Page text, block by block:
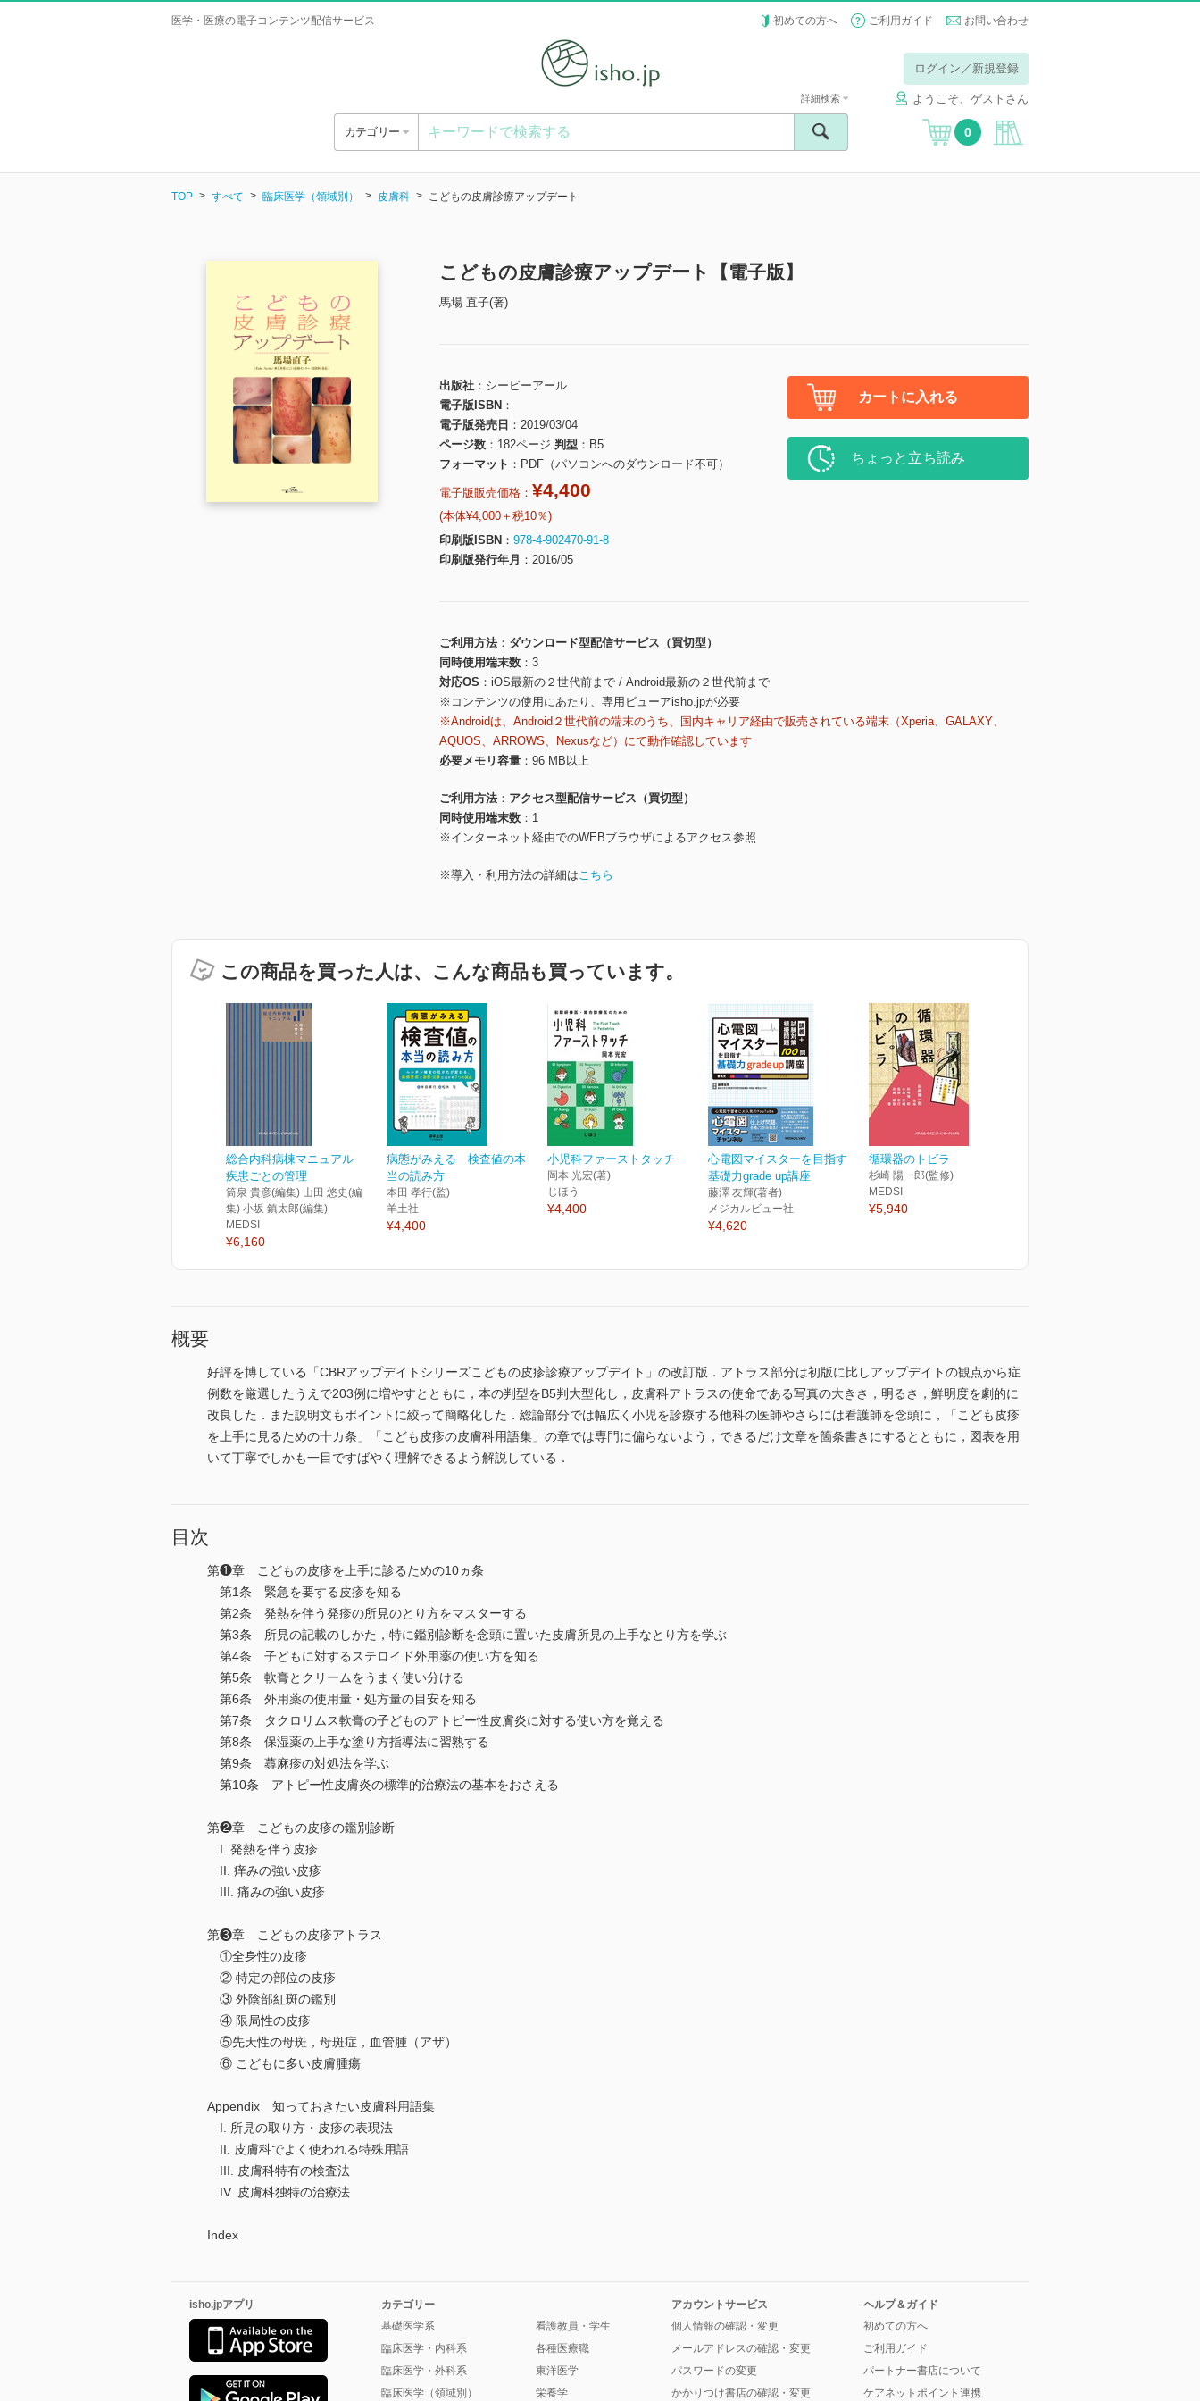
医学・医療の電子コンテンツ配信サービス 初めての方へ ご利用ガイド お問い合わせ
ログイン／新規登録
ようこそ、ゲストさん
カテゴリー
詳細検索
0
TOP すべて 臨床医学（領域別） 皮膚科 こどもの皮膚診療アップデート
こどもの皮膚診療アップデート【電子版】
馬場 直子(著)
出版社
シービーアール
電子版ISBN
電子版発売日
2019/03/04
ページ数
182ページ 判型
B5
フォーマット
PDF（パソコンへのダウンロード不可）
電子版販売価格： ¥4,400
(本体¥4,000＋税10％)
印刷版ISBN
978-4-902470-91-8
印刷版発行年月
2016/05
カートに入れる
ちょっと立ち読み
ご利用方法
ダウンロード型配信サービス（買切型）
同時使用端末数
3
対応OS
iOS最新の２世代前まで / Android最新の２世代前まで
※コンテンツの使用にあたり、専用ビューアisho.jpが必要
※Androidは、Android２世代前の端末のうち、国内キャリア経由で販売されている端末（Xperia、GALAXY、
AQUOS、ARROWS、Nexusなど）にて動作確認しています
必要メモリ容量
96 MB以上
ご利用方法
アクセス型配信サービス（買切型）
同時使用端末数
1
※インターネット経由でのWEBブラウザによるアクセス参照
※導入・利用方法の詳細はこちら
この商品を買った人は、こんな商品も買っています。
総合内科病棟マニュアル
疾患ごとの管理
筒泉 貴彦(編集) 山田 悠史(編
集) 小坂 鎮太郎(編集)
MEDSI
¥6,160
病態がみえる 検査値の本
当の読み方
本田 孝行(監)
羊土社
¥4,400
小児科ファーストタッチ
岡本 光宏(著)
じほう
¥4,400
心電図マイスターを目指す
基礎力grade up講座
藤澤 友輝(著者)
メジカルビュー社
¥4,620
循環器のトビラ
杉崎 陽一郎(監修)
MEDSI
¥5,940
概要
好評を博している「CBRアップデイトシリーズこどもの皮疹診療アップデイト」の改訂版．アトラス部分は初版に比しアップデイトの観点から症
例数を厳選したうえで203例に増やすとともに，本の判型をB5判大型化し，皮膚科アトラスの使命である写真の大きさ，明るさ，鮮明度を劇的に
改良した．また説明文もポイントに絞って簡略化した．総論部分では幅広く小児を診療する他科の医師やさらには看護師を念頭に，「こども皮疹
を上手に見るための十カ条」「こども皮疹の皮膚科用語集」の章では専門に偏らないよう，できるだけ文章を箇条書きにするとともに，図表を用
いて丁寧でしかも一目ですばやく理解できるよう解説している．
目次
第❶章 こどもの皮疹を上手に診るための10ヵ条
第1条 緊急を要する皮疹を知る
第2条 発熱を伴う発疹の所見のとり方をマスターする
第3条 所見の記載のしかた，特に鑑別診断を念頭に置いた皮膚所見の上手なとり方を学ぶ
第4条 子どもに対するステロイド外用薬の使い方を知る
第5条 軟膏とクリームをうまく使い分ける
第6条 外用薬の使用量・処方量の目安を知る
第7条 タクロリムス軟膏の子どものアトピー性皮膚炎に対する使い方を覚える
第8条 保湿薬の上手な塗り方指導法に習熟する
第9条 蕁麻疹の対処法を学ぶ
第10条 アトピー性皮膚炎の標準的治療法の基本をおさえる
第❷章 こどもの皮疹の鑑別診断
I. 発熱を伴う皮疹
II. 痒みの強い皮疹
III. 痛みの強い皮疹
第❸章 こどもの皮疹アトラス
①全身性の皮疹
② 特定の部位の皮疹
③ 外陰部紅斑の鑑別
④ 限局性の皮疹
⑤先天性の母斑，母斑症，血管腫（アザ）
⑥ こどもに多い皮膚腫瘍
Appendix 知っておきたい皮膚科用語集
I. 所見の取り方・皮疹の表現法
II. 皮膚科でよく使われる特殊用語
III. 皮膚科特有の検査法
IV. 皮膚科独特の治療法
Index
isho.jpアプリ
カテゴリー
基礎医学系
臨床医学・内科系
臨床医学・外科系
臨床医学（領域別）
看護教員・学生
各種医療職
東洋医学
栄養学
アカウントサービス
個人情報の確認・変更
メールアドレスの確認・変更
パスワードの変更
かかりつけ書店の確認・変更
ヘルプ＆ガイド
初めての方へ
ご利用ガイド
パートナー書店について
ケアネットポイント連携